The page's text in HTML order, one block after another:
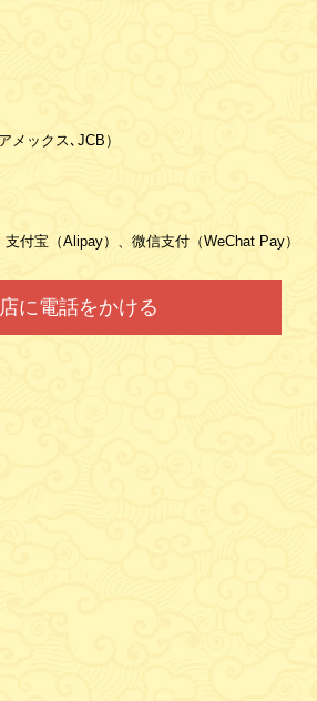
メックス､JCB）
付宝（Alipay）、微信支付（WeChat Pay）
に電話をかける